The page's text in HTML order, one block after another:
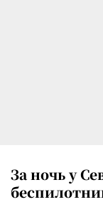
За ночь у